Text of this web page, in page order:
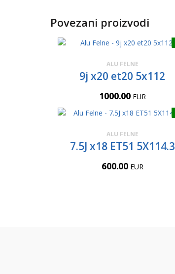
Povezani proizvodi
ALU FELNE
9j x20 et20 5x112
1000.00 EUR
ALU FELNE
7.5J x18 ET51 5X114.3
600.00 EUR